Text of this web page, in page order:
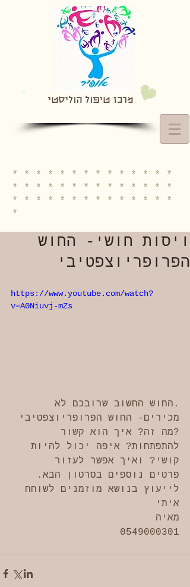
מרכז טיפול הוליסטי
* * * * * * * * * * * * * *
* * * * * * * * * * * * * *
* * * * * * * * * * * * * *
*
ויסות חושי- החוש
הפרופריוצפטיבי
https://www.youtube.com/watch?
v=A0Niuvj-mZs
.החוש החשוב שרובכם לא
מכירים- החוש הפרופריוצפטיבי
?מה זה? איך הוא קשור
להתפתחות? איפה יכול להיות
קושי? ואיך אפשר לעזור
פרטים נוספים בסרטון הבא.
לייעוץ בנושא מוזמנים לשוחח
איתי
מאיה
0549000301